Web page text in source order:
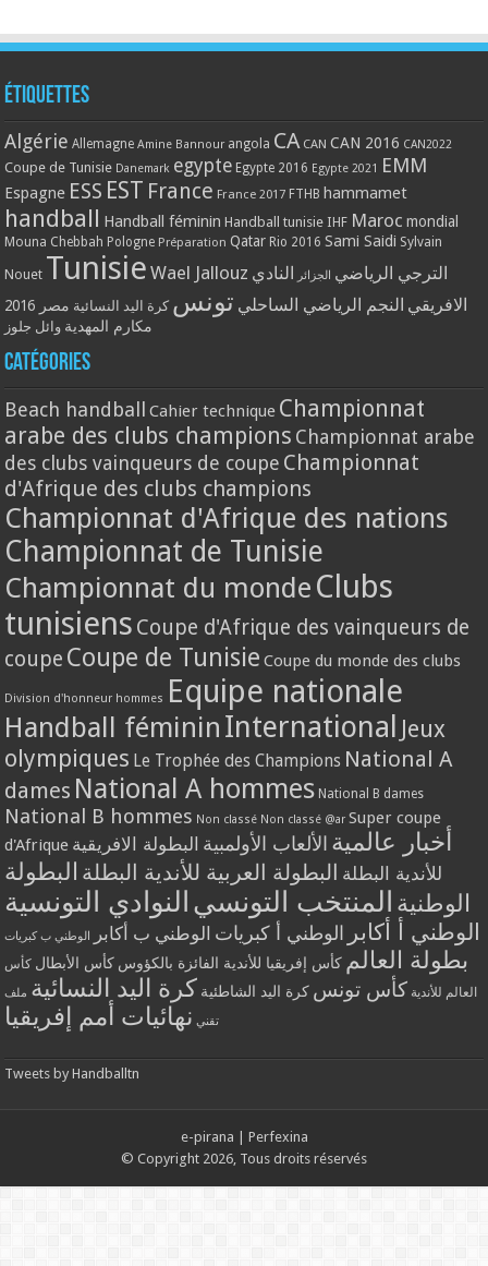
Étiquettes
Algérie Allemagne Amine Bannour angola CA CAN CAN 2016 CAN2022
Coupe de Tunisie Danemark egypte Egypte 2016 Egypte 2021 EMM
Espagne ESS EST France France 2017 FTHB hammamet
handball Handball féminin Handball tunisie IHF Maroc mondial
Mouna Chebbah Pologne Préparation Qatar Rio 2016 Sami Saidi Sylvain
Nouet Tunisie Wael Jallouz الترجي الرياضي الجزائر النادي
الافريقي النجم الرياضي الساحلي تونس كرة اليد النسائية مصر 2016
مكارم المهدية وائل جلوز
Catégories
Beach handball Cahier technique Championnat
arabe des clubs champions Championnat arabe
des clubs vainqueurs de coupe Championnat
d'Afrique des clubs champions
Championnat d'Afrique des nations
Championnat de Tunisie
Championnat du monde Clubs
tunisiens Coupe d'Afrique des vainqueurs de
coupe Coupe de Tunisie Coupe du monde des clubs
Division d'honneur hommes Equipe nationale
Handball féminin International Jeux
olympiques Le Trophée des Champions National A
dames National A hommes National B dames
National B hommes Non classé Non classé @ar Super coupe
d'Afrique
أخبار عالمية الألعاب الأولمبية البطولة الافريقية
للأندية البطلة البطولة العربية للأندية البطلة البطولة
الوطنية المنتخب التونسي النوادي التونسية
الوطني أ أكابر الوطني أ كبريات الوطني ب أكابر الوطني ب كبريات
بطولة العالم كأس إفريقيا للأندية الفائزة بالكؤوس كأس الأبطال كأس
العالم للأندية كأس تونس كرة اليد الشاطئية كرة اليد النسائية ملف
تقني نهائيات أمم إفريقيا
Tweets by Handballtn
e-pirana
Perfexina
© Copyright 2026, Tous droits réservés